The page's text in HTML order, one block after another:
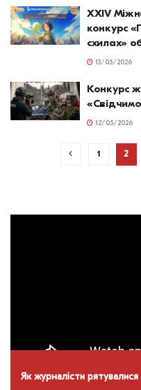
XXIV
конкурс
схилах»
13/05/2026
Конкурс
12/05/2026
1 2